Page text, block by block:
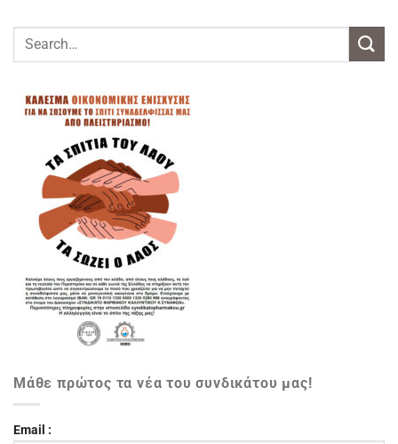
Μάθε πρώτος τα νέα του συνδικάτου μας!
Email :